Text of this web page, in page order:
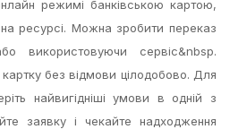
режимі банківською картою,
ресурсі. Можна зробити переказ
використовуючи сервіс&nbsp.
без відмови цілодобово. Для
найвигідніші умови в одній з
заявку і чекайте надходження